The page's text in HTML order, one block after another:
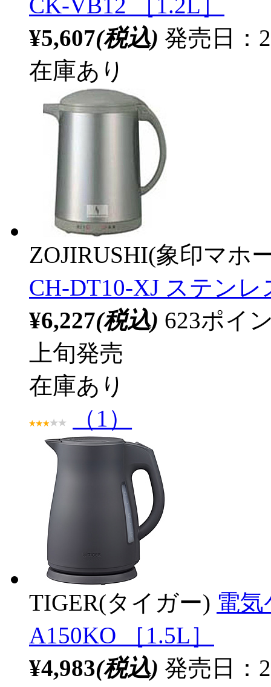
CK-VB12 ［1.2L］
¥5,607(税込) 発売日：
在庫あり
ZOJIRUSHI(象印マホ
CH-DT10-XJ ステン
¥6,227(税込) 623ポイ
上旬発売
在庫あり
（1）
TIGER(タイガー) 電
A150KO ［1.5L］
¥4,983(税込) 発売日：